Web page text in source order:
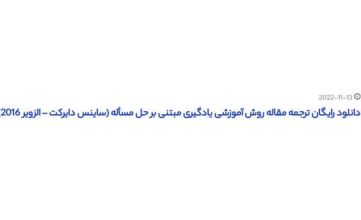
2022-11-13
دانلود رایگان ترجمه مقاله روش آموزشی یادگیری مبتنی بر حل مسأله (ساینس دایرکت – الزویر 2016)